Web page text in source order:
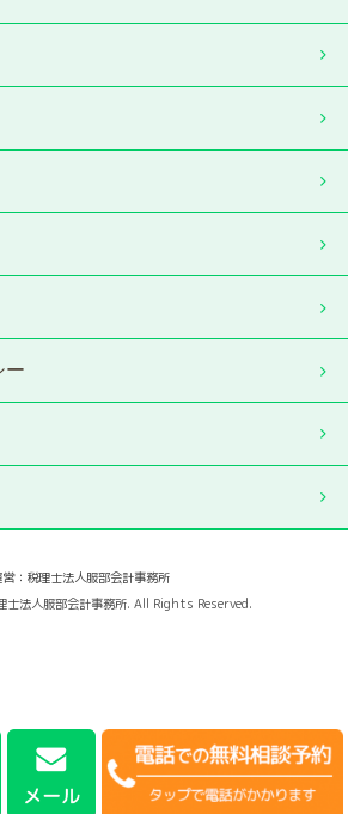
ー
：税理士法人服部会計事務所
法人服部会計事務所. All Rights Reserved.